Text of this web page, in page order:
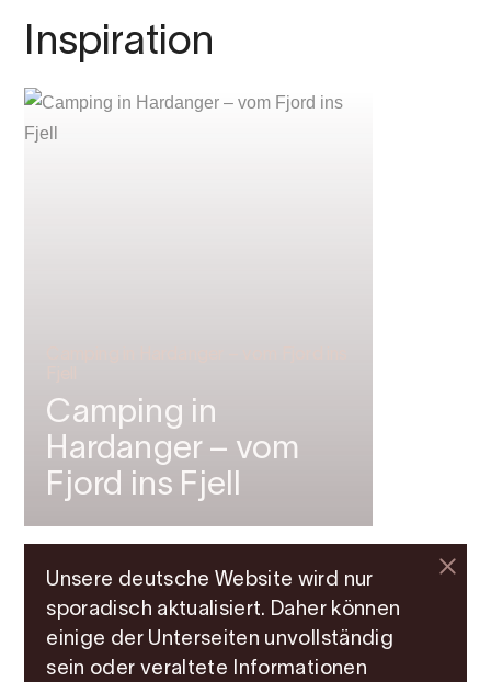
Inspiration
Camping in
Hardanger – vom
Fjord ins Fjell
Unsere deutsche Website wird nur
sporadisch aktualisiert. Daher können
einige der Unterseiten unvollständig
sein oder veraltete Informationen